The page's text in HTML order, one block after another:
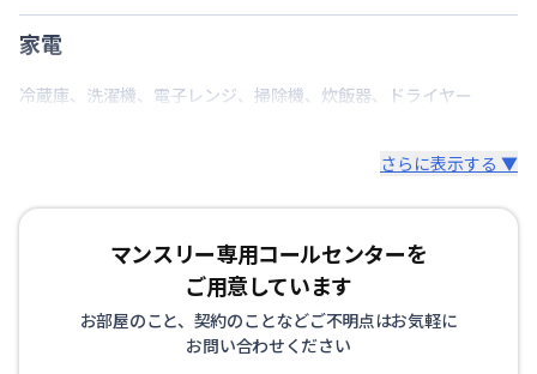
碗・皿、洗濯用洗剤、洗濯カゴ、固形石鹸、石鹸スタ
ンド、スリッパ、トイレットペーパー、ゴミ箱、ゴミ
袋（45ℓ）、消臭剤、傘など
掛け布団、枕、枕カバー、シーツ、毛布、バスタオ
ル、バスマット、フェイスタオル
布団も追加可能です。
その他、調理器具セット、生活用品セット、お掃除セ
ットなどをオプションでご用意しています。
家電
冷蔵庫、 洗濯機、 電子レンジ、 掃除機、 炊飯器、 ドライヤー
さらに表示する ▼
マンスリー専用コールセンターを
ご用意しています
お部屋のこと、契約のことなどご不明点はお気軽に
お問い合わせください